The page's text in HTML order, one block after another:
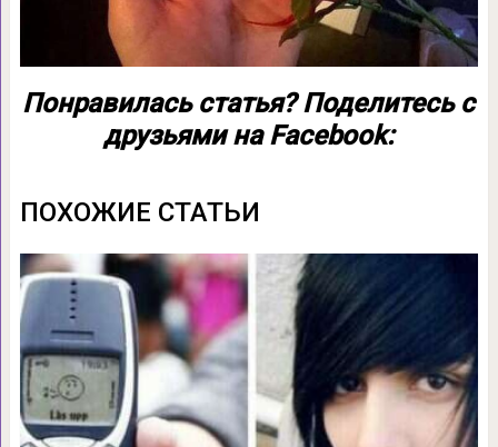
Понравилась статья? Поделитесь с
друзьями на Facebook:
ПОХОЖИЕ СТАТЬИ